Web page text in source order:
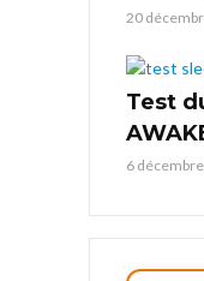
20
Test
6